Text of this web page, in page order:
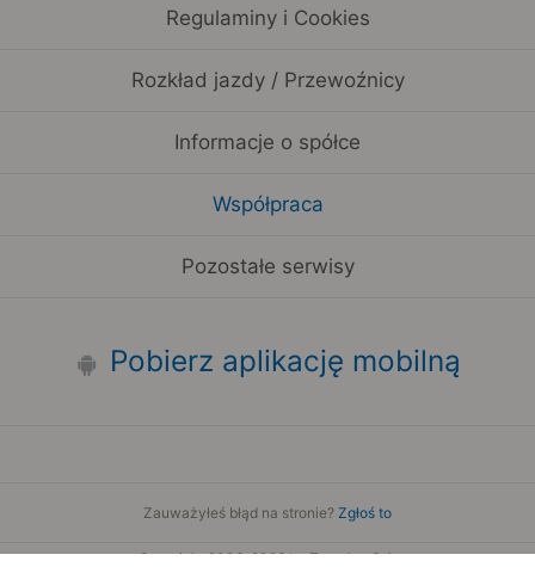
Regulaminy i Cookies
Rozkład jazdy / Przewoźnicy
Informacje o spółce
Współpraca
Pozostałe serwisy
Pobierz aplikację mobilną
Zauważyłeś błąd na stronie? Zgłoś to
Copyright 2006-2026 by Teroplan S.A.